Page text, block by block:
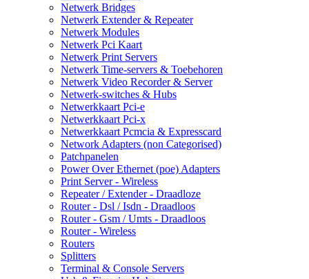
Netwerk Bridges
Netwerk Extender & Repeater
Netwerk Modules
Netwerk Pci Kaart
Netwerk Print Servers
Netwerk Time-servers & Toebehoren
Netwerk Video Recorder & Server
Netwerk-switches & Hubs
Netwerkkaart Pci-e
Netwerkkaart Pci-x
Netwerkkaart Pcmcia & Expresscard
Network Adapters (non Categorised)
Patchpanelen
Power Over Ethernet (poe) Adapters
Print Server - Wireless
Repeater / Extender - Draadloze
Router - Dsl / Isdn - Draadloos
Router - Gsm / Umts - Draadloos
Router - Wireless
Routers
Splitters
Terminal & Console Servers